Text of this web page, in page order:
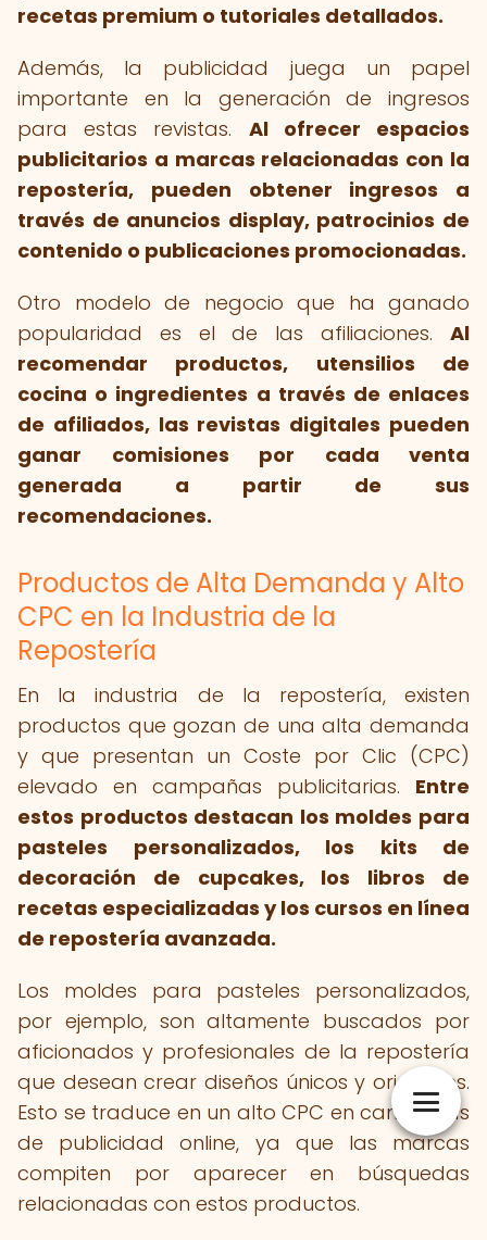
recetas premium o tutoriales detallados.
Además, la publicidad juega un papel
importante en la generación de ingresos
para estas revistas. Al ofrecer espacios
publicitarios a marcas relacionadas con la
repostería, pueden obtener ingresos a
través de anuncios display, patrocinios de
contenido o publicaciones promocionadas.
Otro modelo de negocio que ha ganado
popularidad es el de las afiliaciones. Al
recomendar productos, utensilios de
cocina o ingredientes a través de enlaces
de afiliados, las revistas digitales pueden
ganar comisiones por cada venta
generada a partir de sus
recomendaciones.
Productos de Alta Demanda y Alto
CPC en la Industria de la
Repostería
En la industria de la repostería, existen
productos que gozan de una alta demanda
y que presentan un Coste por Clic (CPC)
elevado en campañas publicitarias. Entre
estos productos destacan los moldes para
pasteles personalizados, los kits de
decoración de cupcakes, los libros de
recetas especializadas y los cursos en línea
de repostería avanzada.
Los moldes para pasteles personalizados,
por ejemplo, son altamente buscados por
aficionados y profesionales de la repostería
que desean crear diseños únicos y originales.
Esto se traduce en un alto CPC en campañas
de publicidad online, ya que las marcas
compiten por aparecer en búsquedas
relacionadas con estos productos.